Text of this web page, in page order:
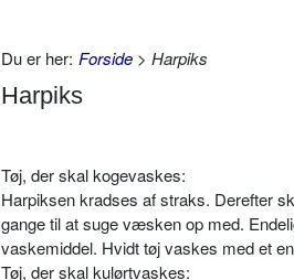
Du er her: Forside > Harpiks
Harpiks
Tøj, der skal kogevaskes:
Harpiksen kradses af straks. Derefter
gange til at suge væsken op med.
vaskemiddel. Hvidt tøj vaskes med et
Tøj, der skal kulørtvaskes: